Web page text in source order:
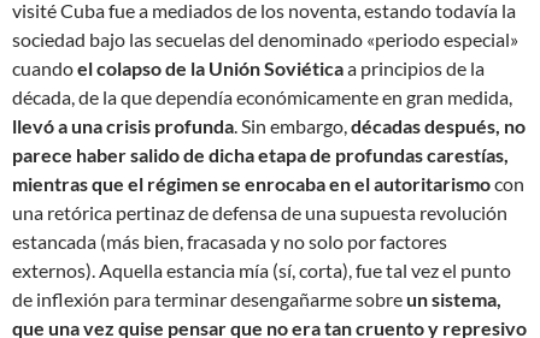
visité Cuba fue a mediados de los noventa, estando todavía la
sociedad bajo las secuelas del denominado «periodo especial»
cuandoel colapso de la Unión Soviéticaa principios de la
década, de la que dependía económicamente en gran medida,
llevó a una crisis profunda. Sin embargo,décadas después, no
parece haber salido de dicha etapa de profundas carestías,
mientras que el régimen se enrocaba en el autoritarismocon
una retórica pertinaz de defensa de una supuesta revolución
estancada (más bien, fracasada y no solo por factores
externos). Aquella estancia mía (sí, corta), fue tal vez el punto
de inflexión para terminar desengañarme sobreun sistema,
que una vez quise pensar que no era tan cruento y represivo